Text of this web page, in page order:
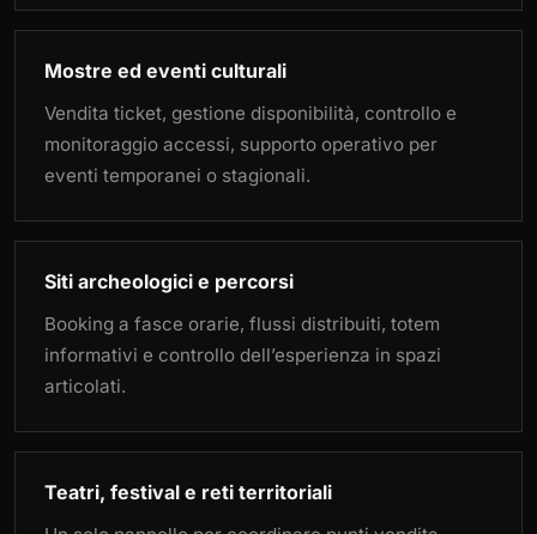
Mostre ed eventi culturali
Vendita ticket, gestione disponibilità, controllo e
monitoraggio accessi, supporto operativo per
eventi temporanei o stagionali.
Siti archeologici e percorsi
Booking a fasce orarie, flussi distribuiti, totem
informativi e controllo dell’esperienza in spazi
articolati.
Teatri, festival e reti territoriali